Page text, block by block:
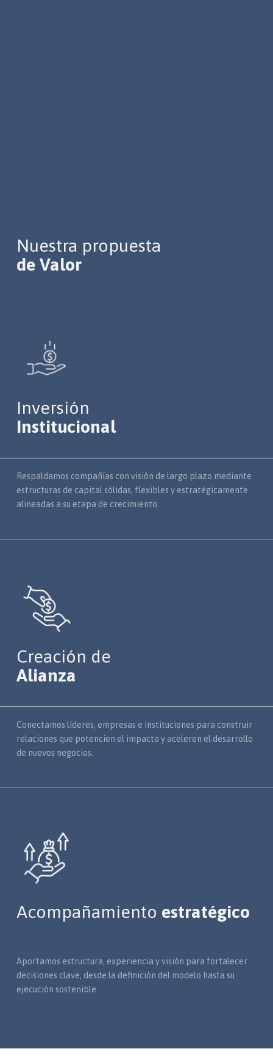
Nuestra propuesta
de Valor
Inversión
Institucional
Respaldamos compañías con visión de largo plazo mediante
estructuras de capital sólidas, flexibles y estratégicamente
alineadas a su etapa de crecimiento.
Creación de
Alianza
Conectamos líderes, empresas e instituciones para construir
relaciones que potencien el impacto y aceleren el desarrollo
de nuevos negocios.
Acompañamiento estratégico
Aportamos estructura, experiencia y visión para fortalecer
decisiones clave, desde la definición del modelo hasta su
ejecución sostenible.